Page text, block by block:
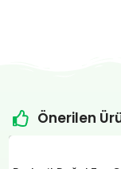
Önerilen